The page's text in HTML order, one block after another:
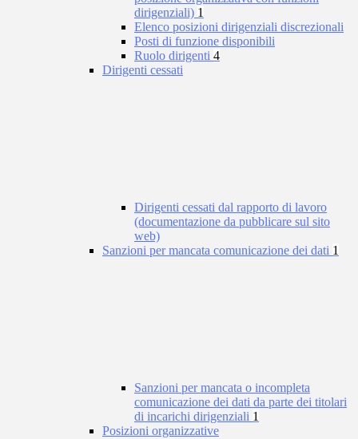
dirigenziali) 1
Elenco posizioni dirigenziali discrezionali
Posti di funzione disponibili
Ruolo dirigenti 4
Dirigenti cessati
Dirigenti cessati dal rapporto di lavoro
(documentazione da pubblicare sul sito
web)
Sanzioni per mancata comunicazione dei dati 1
Sanzioni per mancata o incompleta
comunicazione dei dati da parte dei titolari
di incarichi dirigenziali 1
Posizioni organizzative